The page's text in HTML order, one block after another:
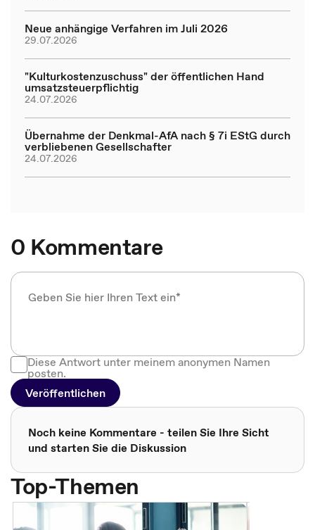
Neue anhängige Verfahren im Juli 2026
29.07.2026
"Kulturkostenzuschuss" der öffentlichen Hand
umsatzsteuerpflichtig
24.07.2026
Übernahme der Denkmal-AfA nach § 7i EStG durch
verbliebenen Gesellschafter
24.07.2026
0 Kommentare
Diese Antwort unter meinem anonymen Namen
posten.
Veröffentlichen
Noch keine Kommentare - teilen Sie Ihre Sicht
und starten Sie die Diskussion
Top-Themen